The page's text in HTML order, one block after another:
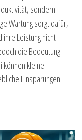
sondern
Wartung sorgt dafür,
Leistung nicht
die Bedeutung
können kleine
Einsparungen